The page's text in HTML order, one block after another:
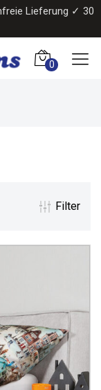
Lieferung ✓ 30
0
Filter